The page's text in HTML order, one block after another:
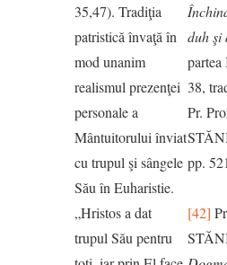
35,47). Tradiţia
patristică învaţă în
mod unanim
realismul prezenţei
personale a
Mântuitorului înviat
cu trupul şi sângele
Său în Euharistie.
„Hristos a dat
trupul Său pentru
duh şi
38,
Pr.
pp.
[42]